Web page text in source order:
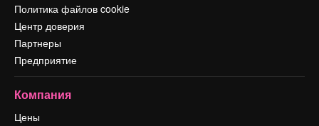
Политика файлов cookie
Центр доверия
Партнеры
Предприятие
Компания
Цены